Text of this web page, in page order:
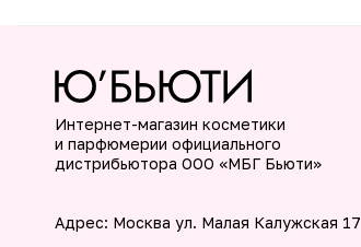
Интернет-магазин косметики
и парфюмерии официального
дистрибьютора ООО «МБГ Бьюти»
Адрес: Москва ул. Малая Калужская 17